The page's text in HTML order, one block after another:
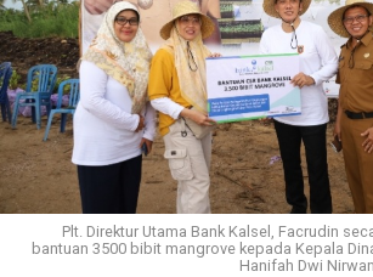
Plt. Direktur Utama Bank Kalsel, Facrudin
bantuan 3500 bibit mangrove kepada Kepala
Hanifah Dwi